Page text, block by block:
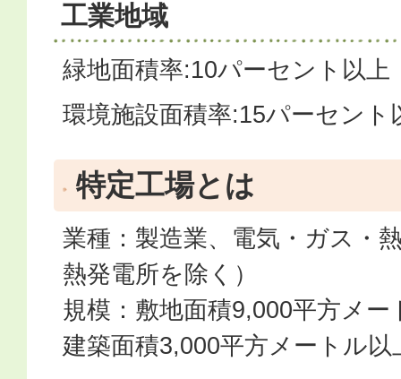
工業地域
緑地面積率:10パーセント以上
環境施設面積率:15パーセント
特定工場とは
業種：製造業、電気・ガス・
熱発電所を除く）
規模：敷地面積9,000平方メ
建築面積3,000平方メートル以